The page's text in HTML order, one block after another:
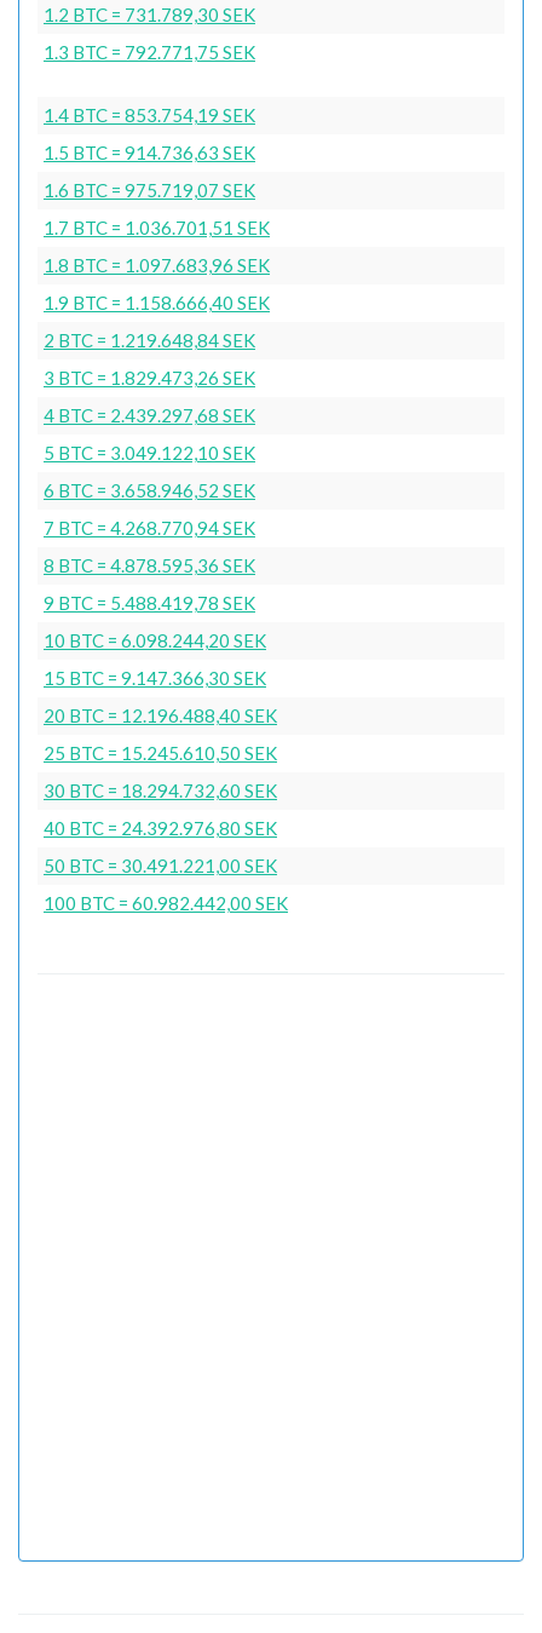
1.2 BTC = 731.789,30 SEK
1.3 BTC = 792.771,75 SEK
1.4 BTC = 853.754,19 SEK
1.5 BTC = 914.736,63 SEK
1.6 BTC = 975.719,07 SEK
1.7 BTC = 1.036.701,51 SEK
1.8 BTC = 1.097.683,96 SEK
1.9 BTC = 1.158.666,40 SEK
2 BTC = 1.219.648,84 SEK
3 BTC = 1.829.473,26 SEK
4 BTC = 2.439.297,68 SEK
5 BTC = 3.049.122,10 SEK
6 BTC = 3.658.946,52 SEK
7 BTC = 4.268.770,94 SEK
8 BTC = 4.878.595,36 SEK
9 BTC = 5.488.419,78 SEK
10 BTC = 6.098.244,20 SEK
15 BTC = 9.147.366,30 SEK
20 BTC = 12.196.488,40 SEK
25 BTC = 15.245.610,50 SEK
30 BTC = 18.294.732,60 SEK
40 BTC = 24.392.976,80 SEK
50 BTC = 30.491.221,00 SEK
100 BTC = 60.982.442,00 SEK